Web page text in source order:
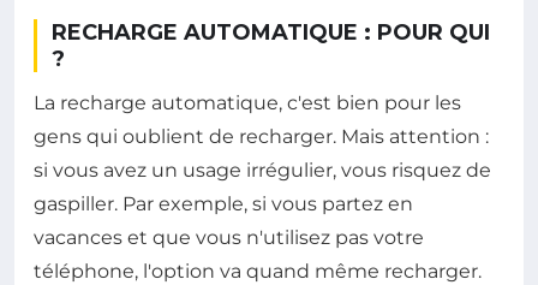
RECHARGE AUTOMATIQUE : POUR QUI
?
La recharge automatique, c'est bien pour les
gens qui oublient de recharger. Mais attention :
si vous avez un usage irrégulier, vous risquez de
gaspiller. Par exemple, si vous partez en
vacances et que vous n'utilisez pas votre
téléphone, l'option va quand même recharger.